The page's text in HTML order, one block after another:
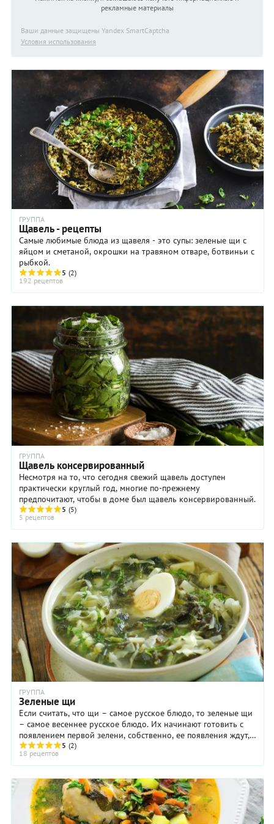
рекламные материалы
Ваши данные защищены Yandex SmartCaptcha
Условия использования
ГРУППА
Щавель - рецепты
Самые любимые блюда из щавеля - это супы: зеленые щи с
яйцом и сметаной, окрошки на травяном отваре, ботвиньи с
рыбкой.
5 (2)
192 рецептов
ГРУППА
Щавель консервированный
Несмотря на то, что сегодня свежий щавель доступен
практически круглый год, многие по-прежнему
предпочитают, чтобы в доме был щавель консервированный.
5 (5)
5 рецептов
ГРУППА
Зеленые щи
Если считать, что щи – самое русское блюдо, то зеленые щи
– самое весеннее русское блюдо. Их начинают готовить с
появлением первой зелени, собственно, ее появления ждут,
чтобы приготовить ...
5 (2)
18 рецептов